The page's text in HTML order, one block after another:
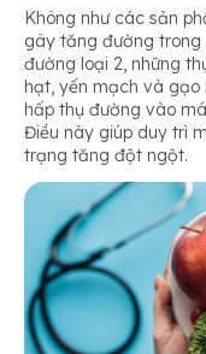
Không như các sản
gây tăng đường
đường loại 2, những
hạt, yến mạch và
hấp thụ đường vào
Điều này giúp duy trì
trạng tăng đột ngột.